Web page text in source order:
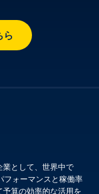
ら
として、世界中で
フォーマンスと稼働率
算の効率的な活用を